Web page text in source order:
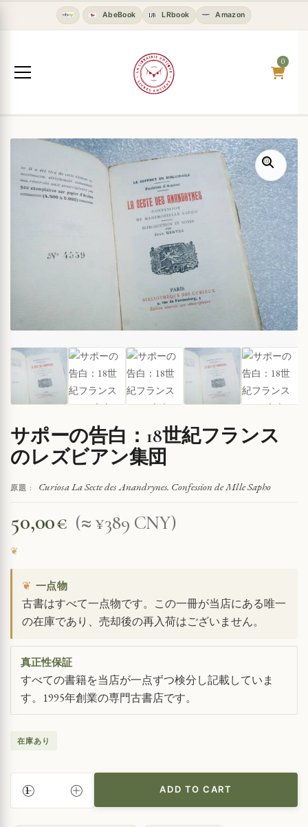
AbeBook LRbook Amazon
0
サポーの告白：18世紀フランス
のレズビアン集団
原題 : Curiosa La Secte des Anandrynes. Confession de Mlle Sapho
50,00€ (≈ ¥389 CNY)
❦ 一点物
古書はすべて一点物です。この一冊が当店にある唯一
の在庫であり、売却後の再入荷はございません。
真正性保証
すべての書籍を当店が一点ずつ検分し記載していま
す。1995年創業の専門古書店です。
在庫あり
ポ
ADD TO CART